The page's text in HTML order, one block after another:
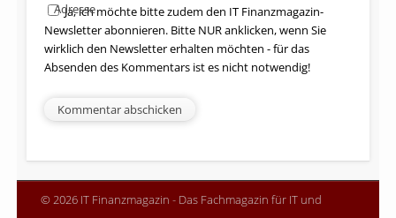
Adresse
Ja, ich möchte bitte zudem den IT Finanzmagazin-
Newsletter abonnieren. Bitte NUR anklicken, wenn Sie
wirklich den Newsletter erhalten möchten - für das
Absenden des Kommentars ist es nicht notwendig!
© 2026 IT Finanzmagazin - Das Fachmagazin für IT und